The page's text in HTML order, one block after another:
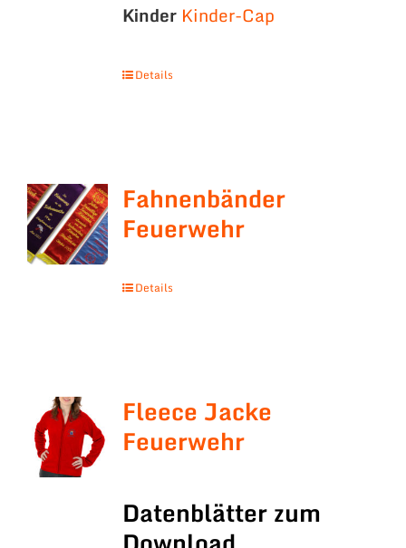
Kinder Kinder-Cap
Details
Fahnenbänder
Feuerwehr
Details
Fleece Jacke
Feuerwehr
Datenblätter zum